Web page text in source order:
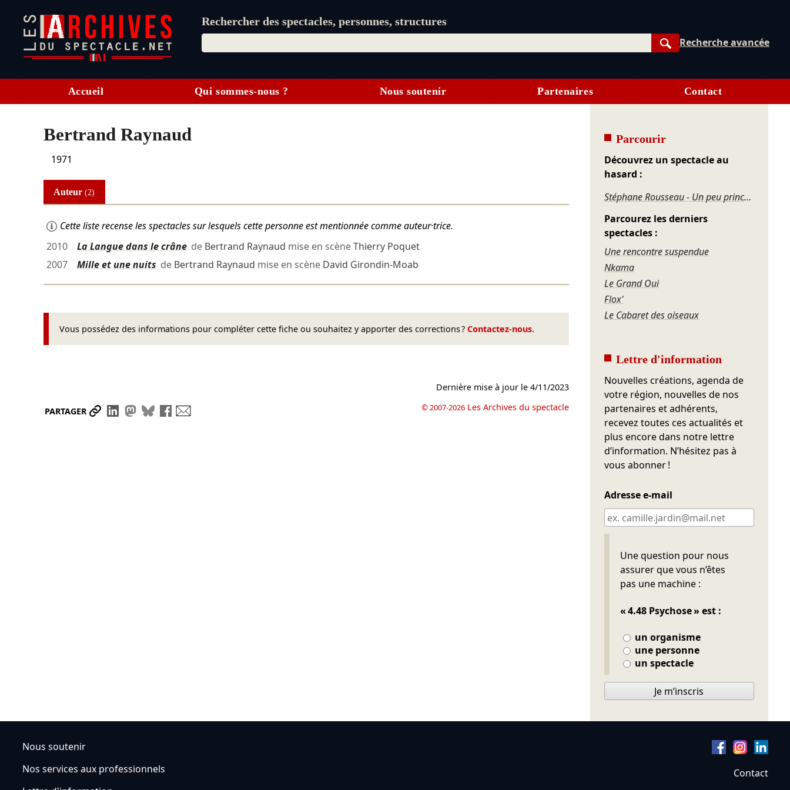
Rechercher des spectacles, personnes, structures
Rechercher
Recherche avancée
Accueil Qui sommes-nous ? Nous soutenir Partenaires Contact
Bertrand Raynaud
1971
Auteur(2)
Cette liste recense les spectacles sur lesquels cette personne est mentionnée comme auteur·trice.
2010
La Langue dans le crânede Bertrand Raynaud mise en scèneThierry Poquet
2007
Mille et une nuits de Bertrand Raynaud mise en scène David Girondin-Moab
Vous possédez des informations pour compléter cette fiche ou souhaitez y apporter des corrections ? Contactez-nous.
PARTAGER Partager le lien
Partager sur LinkedIn
Partager sur Mastodon
Partager sur Bluesky
Partager sur Facebook
Dernière mise à jour le4/11/2023
© 2007-2026 Les Archives du spectacle
Parcourir
Découvrez un spectacle au
hasard :
Stéphane Rousseau - Un peu princesse
Parcourez les derniers
spectacles :
Une rencontre suspendue
Nkama
Le Grand Oui
Flox'
Le Cabaret des oiseaux
Lettre d'information
Nouvelles créations, agenda de
votre région, nouvelles de nos
partenaires et adhérents,
recevez toutes ces actualités et
plus encore dans notre lettre
d’information. N’hésitez pas à
vous abonner !
Adresse e-mail
Une question pour nous
assurer que vous n’êtes
pas une machine :
« 4.48 Psychose » est :
un organisme
une personne
un spectacle
Ne pas remplir
Je m’inscris
Nous soutenir
Nos services aux professionnels
Contact